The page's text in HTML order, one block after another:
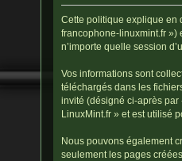
Cette politique explique en
francophone-linuxmint.fr »)
n’importe quelle session
Vos informations sont
téléchargés dans les
invité (désigné ci-après
LinuxMint.fr » et est utilisé
Nous pouvons également
seulement les pages